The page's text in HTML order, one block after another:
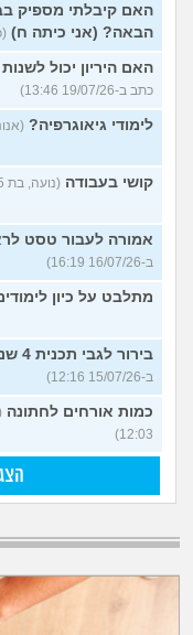
האם קיבלתי מספיק
הבאה? (אני כיתה ח)
האם היריון יכול
כתב ב-19/07/26 13:46)
לימודי גיאוגרפיה? (אנונימית,
קושי בעבודה (נועה, בת 25, כתבה ב-16/07/26 16:28)
אמורה לעבור טסט
ב-16/07/26 16:19)
מתלבט על כיון
בירור לגבי תכנית 4 שנתית לרפואה
ב-15/07/26 12:16)
כמות אורחים לחתונה
12:03)